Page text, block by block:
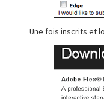
Une fois inscrits et